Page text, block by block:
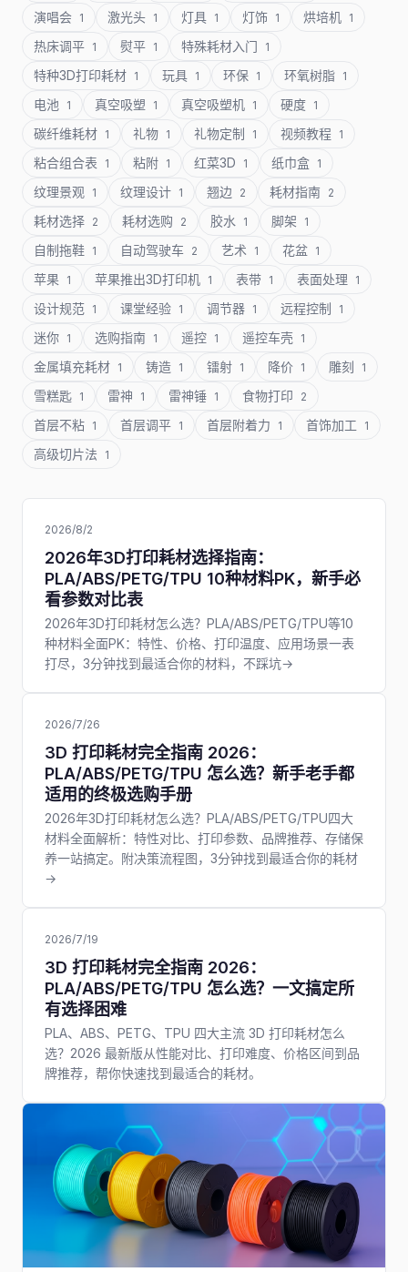
演唱会 1 激光头 1 灯具 1 灯饰 1 烘培机 1
热床调平 1 熨平 1 特殊耗材入门 1
特种3D打印耗材 1 玩具 1 环保 1 环氧树脂 1
电池 1 真空吸塑 1 真空吸塑机 1 硬度 1
碳纤维耗材 1 礼物 1 礼物定制 1 视频教程 1
粘合组合表 1 粘附 1 红菜3D 1 纸巾盒 1
纹理景观 1 纹理设计 1 翘边 2 耗材指南 2
耗材选择 2 耗材选购 2 胶水 1 脚架 1
自制拖鞋 1 自动驾驶车 2 艺术 1 花盆 1
苹果 1 苹果推出3D打印机 1 表带 1 表面处理 1
设计规范 1 课堂经验 1 调节器 1 远程控制 1
迷你 1 选购指南 1 遥控 1 遥控车壳 1
金属填充耗材 1 铸造 1 镭射 1 降价 1 雕刻 1
雪糕匙 1 雷神 1 雷神锤 1 食物打印 2
首层不粘 1 首层调平 1 首层附着力 1 首饰加工 1
高级切片法 1
2026/8/2
2026年3D打印耗材选择指南：
PLA/ABS/PETG/TPU 10种材料PK，新手必
看参数对比表
2026年3D打印耗材怎么选？PLA/ABS/PETG/TPU等10
种材料全面PK：特性、价格、打印温度、应用场景一表
打尽，3分钟找到最适合你的材料，不踩坑→
2026/7/26
3D 打印耗材完全指南 2026：
PLA/ABS/PETG/TPU 怎么选？新手老手都
适用的终极选购手册
2026年3D打印耗材怎么选？PLA/ABS/PETG/TPU四大
材料全面解析：特性对比、打印参数、品牌推荐、存储保
养一站搞定。附决策流程图，3分钟找到最适合你的耗材
→
2026/7/19
3D 打印耗材完全指南 2026：
PLA/ABS/PETG/TPU 怎么选？一文搞定所
有选择困难
PLA、ABS、PETG、TPU 四大主流 3D 打印耗材怎么
选？2026 最新版从性能对比、打印难度、价格区间到品
牌推荐，帮你快速找到最适合的耗材。